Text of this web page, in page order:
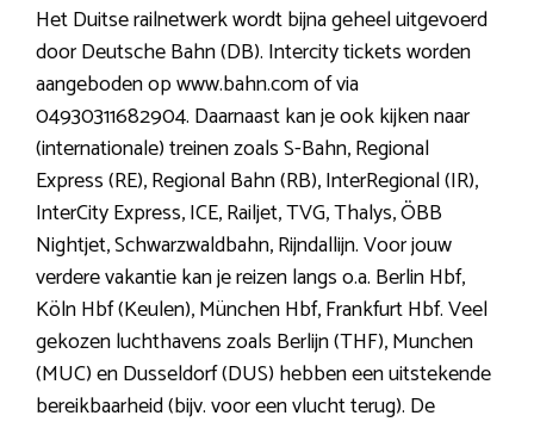
Het Duitse railnetwerk wordt bijna geheel uitgevoerd
door Deutsche Bahn (DB). Intercity tickets worden
aangeboden op www.bahn.com of via
04930311682904. Daarnaast kan je ook kijken naar
(internationale) treinen zoals S-Bahn, Regional
Express (RE), Regional Bahn (RB), InterRegional (IR),
InterCity Express, ICE, Railjet, TVG, Thalys, ÖBB
Nightjet, Schwarzwaldbahn, Rijndallijn. Voor jouw
verdere vakantie kan je reizen langs o.a. Berlin Hbf,
Köln Hbf (Keulen), München Hbf, Frankfurt Hbf. Veel
gekozen luchthavens zoals Berlijn (THF), Munchen
(MUC) en Dusseldorf (DUS) hebben een uitstekende
bereikbaarheid (bijv. voor een vlucht terug). De